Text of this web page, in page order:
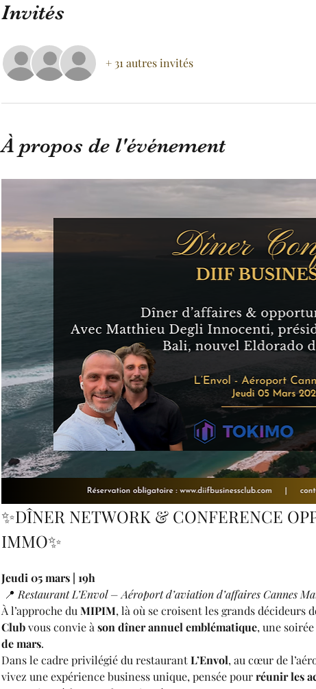
Invités
+ 31 autres invités
À propos de l'événement
✨DÎNER NETWORK & CONFERENCE
IMMO✨
Jeudi 05 mars | 19h
📍 Restaurant L’Envol – Aéroport d’aviation d’affaires Cannes
À l’approche du MIPIM, là où se croisent les grands
Club vous convie à son dîner annuel emblématique, une
de mars.
Dans le cadre privilégié du restaurant L’Envol, au cœur de
vivez une expérience business unique, pensée pour réunir les